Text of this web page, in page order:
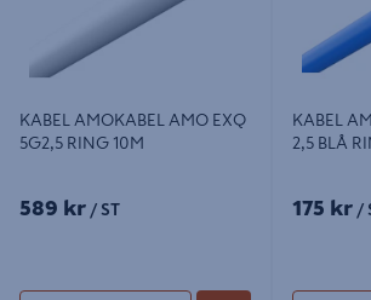
KABEL AMOKABEL AMO EXQ
5G2,5 RING 10M
589 kr / ST
KABEL
2,5 BLÅ
175 kr /